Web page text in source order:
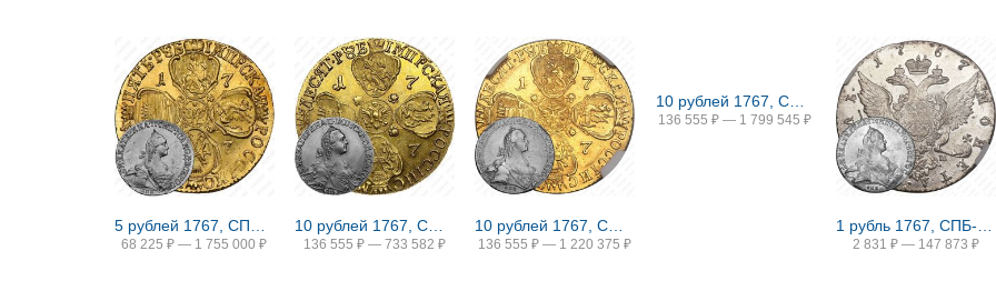
68 225 ₽ — 1 755 000 ₽ 136 555 ₽ — 733 582 ₽ 136 555 ₽ — 1 220 375 ₽
10 рублей 1767, СПБ-TI, портрет шире (портрет грубого рисунка), буква "П" в обозначении монетного двора перевёрнута
136 555 ₽ — 1 799 545 ₽
2 831 ₽ — 147 873 ₽